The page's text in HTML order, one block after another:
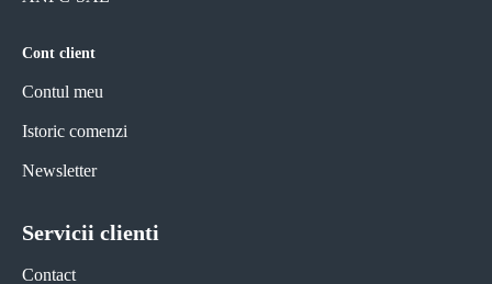
Cont client
Contul meu
Istoric comenzi
Newsletter
Servicii clienti
Contact